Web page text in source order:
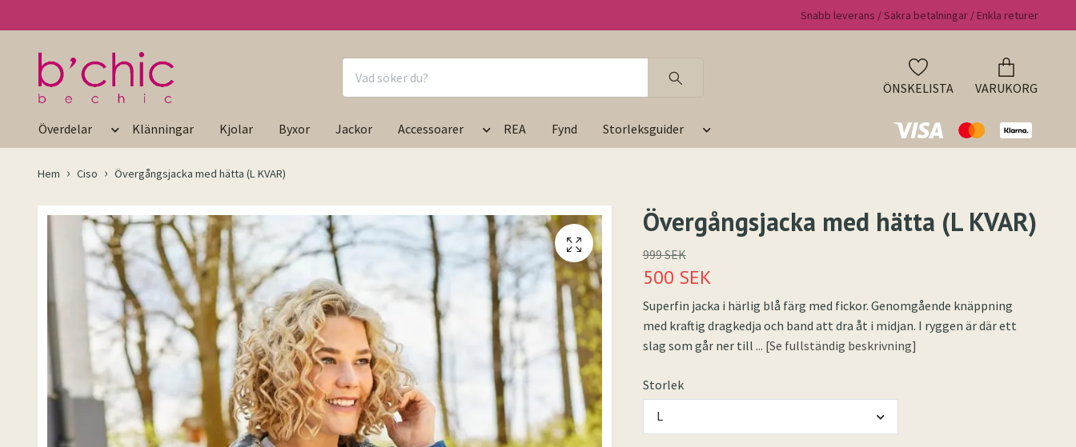
Snabb leverans / Säkra betalningar / Enkla returer
ÖNSKELISTA VARUKORG
Överdelar Klänningar Kjolar Byxor Jackor Accessoarer REA Fynd Storleksguider
Hem Ciso Övergångsjacka med hätta (L KVAR)
Övergångsjacka med hätta (L KVAR)
999 SEK
500 SEK
Superfin jacka i härlig blå färg med fickor. Genomgående knäppning
med kraftig dragkedja och band att dra åt i midjan. I ryggen är där ett
slag som går ner till ... [Se fullständig beskrivning]
Storlek
L